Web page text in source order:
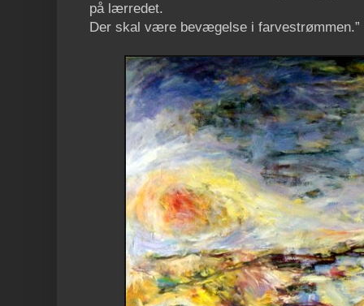
på lærredet.
Der skal være bevægelse i farvestrømmen.”